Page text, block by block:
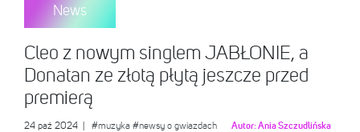
News
Cleo z nowym singlem JABŁONIE, a
Donatan ze złotą płytą jeszcze przed
premierą
24 paź 2024 #muzyka #newsy o gwiazdach Autor:Ania Szczudlińska